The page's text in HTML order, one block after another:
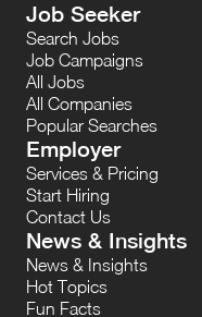
Job Seeker
Search Jobs
Job Campaigns
All Jobs
All Companies
Popular Searches
Employer
Services & Pricing
Start Hiring
Contact Us
News & Insights
News & Insights
Hot Topics
Fun Facts